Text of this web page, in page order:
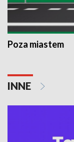
Poza miastem
INNE